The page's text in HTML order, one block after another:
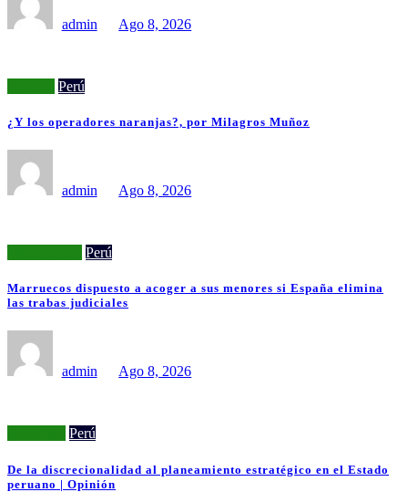
admin Ago 8, 2026
Perú
¿Y los operadores naranjas?, por Milagros Muñoz
admin Ago 8, 2026
Perú
Marruecos dispuesto a acoger a sus menores si España elimina
las trabas judiciales
admin Ago 8, 2026
Perú
De la discrecionalidad al planeamiento estratégico en el Estado
peruano | Opinión